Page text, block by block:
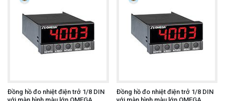
Đồng hồ đo nhiệt điện trở 1/8 DIN
Đồng hồ đo nhiệt điện trở 1/8 DIN